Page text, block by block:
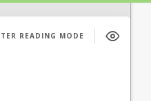
READING MODE